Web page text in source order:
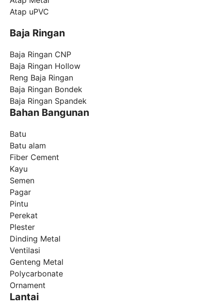
Atap uPVC
Baja Ringan
Baja Ringan CNP
Baja Ringan Hollow
Reng Baja Ringan
Baja Ringan Bondek
Baja Ringan Spandek
Bahan Bangunan
Batu
Batu alam
Fiber Cement
Kayu
Semen
Pagar
Pintu
Perekat
Plester
Dinding Metal
Ventilasi
Genteng Metal
Polycarbonate
Ornament
Lantai